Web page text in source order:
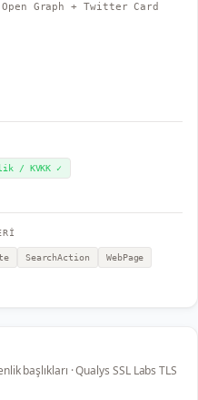
Open Graph + Twitter Card
/ KVKK ✓
SearchAction WebPage
başlıkları · Qualys SSL Labs TLS